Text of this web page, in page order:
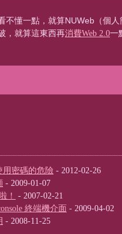
不懂一點，就算NUWeb（個
，就算這東西再消費Web 2.0一
用密碼的危險 - 2012-02-26
- 2009-01-07
！
- 2007-02-21
終端機介面 - 2009-04-02
- 2008-11-25